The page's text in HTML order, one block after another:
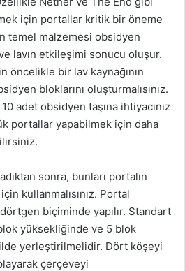
için portallar kritik bir öneme
temel malzemesi obsidyen
lavın etkileşimi sonucu oluşur.
öncelikle bir lav kaynağının
bloklarını oluşturmalısınız.
adet obsidyen taşına ihtiyacınız
portallar yapabilmek için daha
sonra, bunları portalın
kullanmalısınız. Portal
biçiminde yapılır. Standart
yüksekliğinde ve 5 blok
yerleştirilmelidir. Dört köşeyi
çerçeveyi